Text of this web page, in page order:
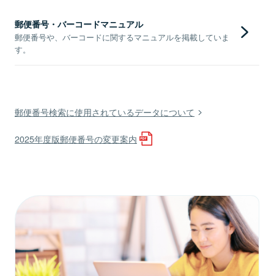
郵便番号・バーコードマニュアル
郵便番号や、バーコードに関するマニュアルを掲載していま
す。
郵便番号検索に使用されているデータについて
2025年度版郵便番号の変更案内